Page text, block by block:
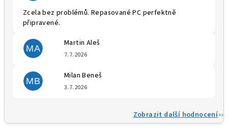
Zcela bez problémů. Repasované PC perfektně
připravené.
MA
Martin Aleš
7.7.2026
MB
Milan Beneš
3.7.2026
Zobrazit další hodnocení